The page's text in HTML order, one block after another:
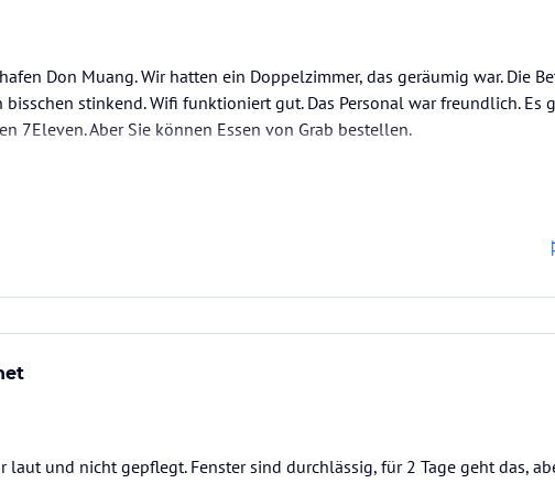
Don Muang. Wir hatten ein Doppelzimmer, das geräumig war. Die
bisschen stinkend. Wifi funktioniert gut. Das Personal war freundlich. Es
7Eleven. Aber Sie können Essen von Grab bestellen.
laut und nicht gepflegt. Fenster sind durchlässig, für 2 Tage geht das,